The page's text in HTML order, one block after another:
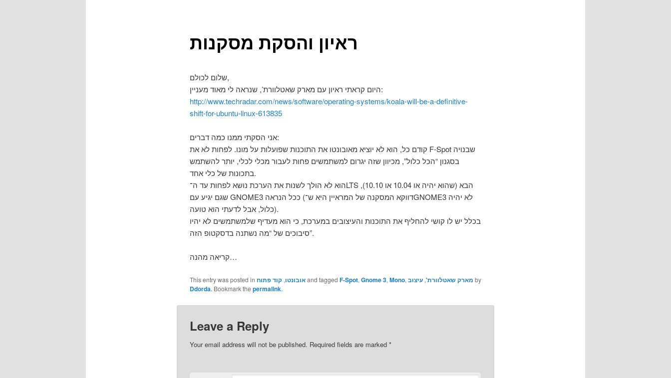
ראיון והסקת מסקנות
שלום לכולם,
היום קראתי ראיון עם מארק שאטלוורת’, שנראה לי מאוד מעניין:
http://www.techradar.com/news/software/operating-systems/koala-will-be-a-definitive-
shift-for-ubuntu-linux-613835
אני הסקתי ממנו כמה דברים:
קודם כל, הוא לא יוציא מאובונטו את התוכנות שפועלות על מונו. לפחות לא את F-Spot שבנויה
בסגנון “הכל כלול”, מכיוון שזה יגרום למשתמשים פחות לעבור מכלי לכלי, יותר להשתמש
בתכונות של כלי אחד.
הוא לא הולך לשנות את הערכת נושא לפחות עד ה־LTS הבא (שהוא יהיה או 10.04 או 10.10),
שגם יגיע עם GNOME3 ככל הנראה (דווקא המסקנה של המראיין היא ש־GNOME3 לא יהיה
כלול, אבל לדעתי הוא טועה).
בכלל יש לו קושי להחליף את התוכנות והעיצובים במערכת, כי הוא מעדיף שלמשתמשים לא יהיו
סיבוכים של “מה נשתנה בדסקטופ הזה”.
קריאה מהנה…
This entry was posted in אובונטו,קוד פתוח and tagged F-Spot, Gnome 3, Mono, מארק שאטלוורת',עיצוב by
Ddorda. Bookmark the permalink.
Leave a Reply
Your email address will not be published. Required fields are marked *